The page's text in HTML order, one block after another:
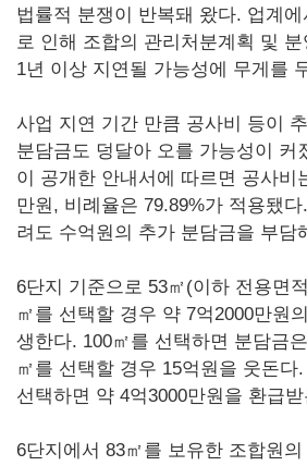
법률적 분쟁이 반복돼 왔다. 업계
로 인해 조합의 관리처분계획 및
1년 이상 지연될 가능성에 무게를
사업 지연 기간 만큼 공사비 등이
분담금도 덩달아 오를 가능성이 커
이 공개한 안내서에 따르면 공사비
만원, 비례율은 79.89%가 적용됐
려도 수억원의 추가 분담금을 부담
6단지 기준으로 53㎡(이하 전용면
㎡를 선택할 경우 약 7억2000만원
생한다. 100㎡를 선택하면 분담금
㎡를 선택할 경우 15억원을 웃돈다
선택하면 약 4억3000만원을 환급
6단지에서 83㎡를 보유한 조합원